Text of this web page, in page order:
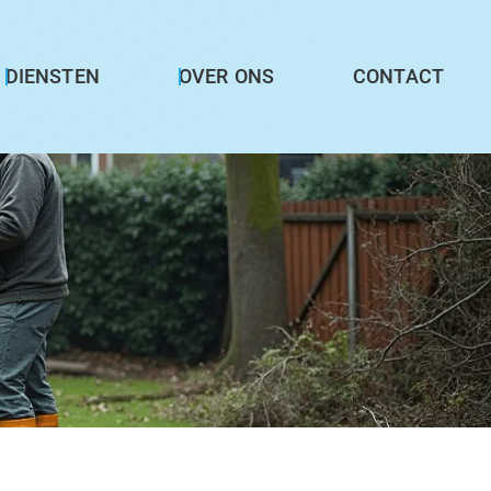
DIENSTEN OVER ONS CONTACT